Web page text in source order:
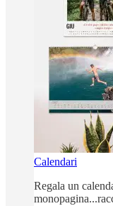
Calendari
Regala un